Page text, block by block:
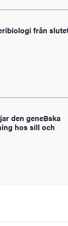
från
den geneBska
hos sill och